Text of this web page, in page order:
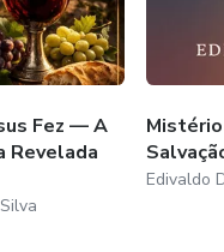
Fez — A
Revelada
Edivaldo